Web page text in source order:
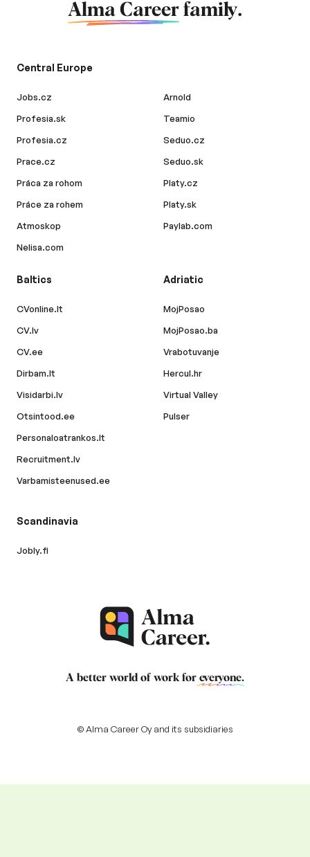
Alma Career family.
Central Europe
Jobs.cz
Profesia.sk
Profesia.cz
Prace.cz
Práca za rohom
Práce za rohem
Atmoskop
Nelisa.com
Arnold
Teamio
Seduo.cz
Seduo.sk
Platy.cz
Platy.sk
Paylab.com
Baltics
CVonline.lt
CV.lv
CV.ee
Dirbam.lt
Visidarbi.lv
Otsintood.ee
Personaloatrankos.lt
Recruitment.lv
Varbamisteenused.ee
Adriatic
MojPosao
MojPosao.ba
Vrabotuvanje
Hercul.hr
Virtual Valley
Pulser
Scandinavia
Jobly.fi
A better world of work for everyone.
© Alma Career Oy and its subsidiaries